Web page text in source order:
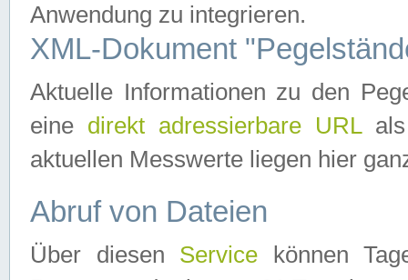
Anwendung zu integrieren.
XML-Dokument
Aktuelle Informationen zu den
eine direkt adressierbare URLals
aktuellen Messwerte liegen hier
Abruf von Dateien
Über diesen Service können